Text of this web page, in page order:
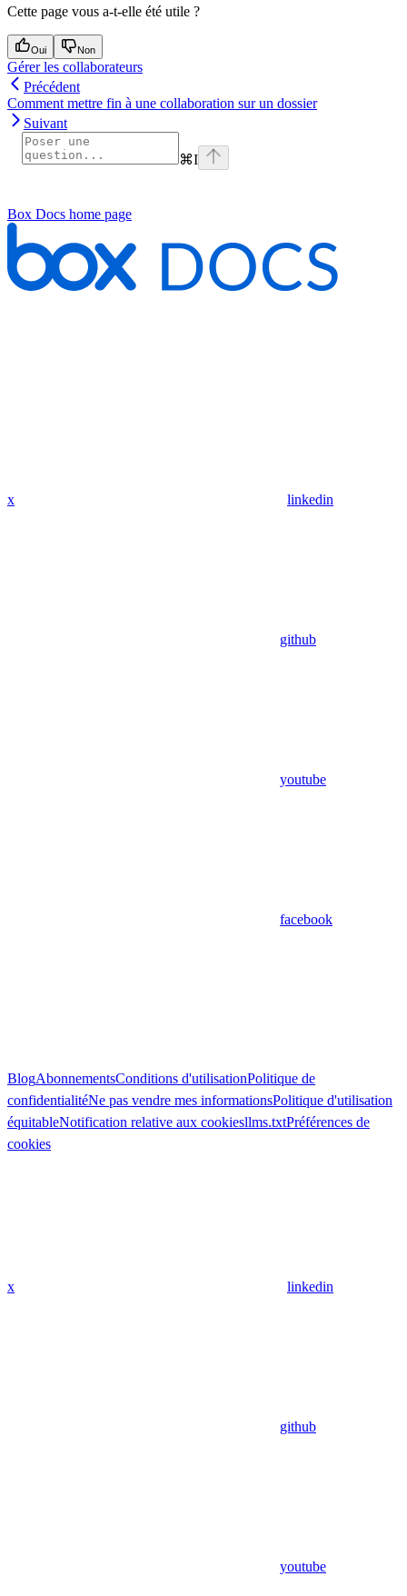
Cette page vous a-t-elle été utile ?
Oui Non
Gérer les collaborateurs
Précédent
Comment mettre fin à une collaboration sur un dossier
Suivant
⌘I
Box Docs home page
x linkedin
github
youtube
facebook
BlogAbonnementsConditions d'utilisationPolitique de
confidentialitéNe pas vendre mes informationsPolitique d'utilisation
équitableNotification relative aux cookiesllms.txtPréférences de
cookies
x linkedin
github
youtube